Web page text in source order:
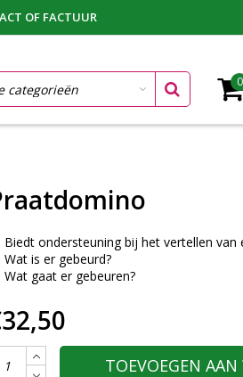
OF FACTUUR
0
Biedt ondersteuning bij het vertellen van
Wat is er gebeurd?
Wat gaat er gebeuren?
TOEVOEGEN